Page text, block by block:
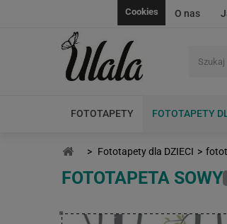
O nas
Cookies
FOTOTAPETY FOTOTAPETY
> Fototapety dla DZIECI >
FOTOTAPETA SOWY